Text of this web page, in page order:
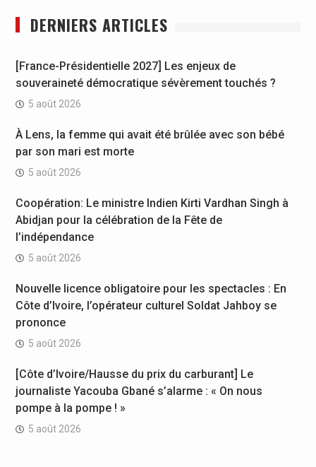
DERNIERS ARTICLES
[France-Présidentielle 2027] Les enjeux de
souveraineté démocratique sévèrement touchés ?
5 août 2026
À Lens, la femme qui avait été brûlée avec son bébé
par son mari est morte
5 août 2026
Coopération: Le ministre Indien Kirti Vardhan Singh à
Abidjan pour la célébration de la Fête de
l’indépendance
5 août 2026
Nouvelle licence obligatoire pour les spectacles : En
Côte d’Ivoire, l’opérateur culturel Soldat Jahboy se
prononce
5 août 2026
[Côte d’Ivoire/Hausse du prix du carburant] Le
journaliste Yacouba Gbané s’alarme : « On nous
pompe à la pompe ! »
5 août 2026